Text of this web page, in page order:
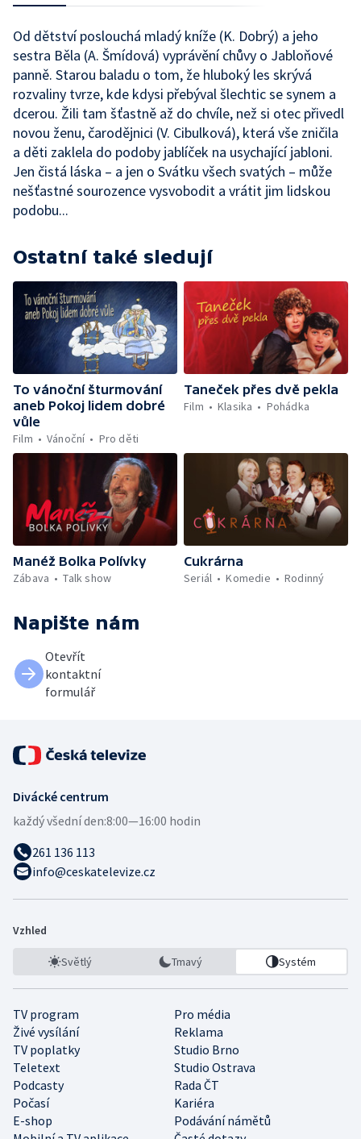
Od dětství poslouchá mladý kníže (K. Dobrý) a jeho
sestra Běla (A. Šmídová) vyprávění chůvy o Jabloňové
panně. Starou baladu o tom, že hluboký les skrývá
rozvaliny tvrze, kde kdysi přebýval šlechtic se synem a
dcerou. Žili tam šťastně až do chvíle, než si otec přivedl
novou ženu, čarodějnici (V. Cibulková), která vše zničila
a děti zaklela do podoby jablíček na usychající jabloni.
Jen čistá láska – a jen o Svátku všech svatých – může
nešťastné sourozence vysvobodit a vrátit jim lidskou
podobu...
Ostatní také sledují
To vánoční šturmování
aneb Pokoj lidem dobré
vůle
Film
Vánoční Pro děti
Taneček přes dvě pekla
Film
Klasika Pohádka
Manéž Bolka Polívky
Zábava
Talk show
Cukrárna
Seriál
Komedie Rodinný
Napište nám
Otevřít
kontaktní
formulář
Divácké centrum
každý všední den:8:00—16:00 hodin
261 136 113
info@ceskatelevize.cz
Vzhled
Světlý Tmavý Systém
TV program
Pro média
Živé vysílání
Reklama
TV poplatky
Studio Brno
Teletext
Studio Ostrava
Podcasty
Rada ČT
Počasí
Kariéra
E-shop
Podávání námětů